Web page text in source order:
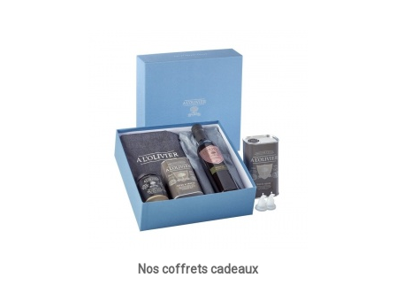
Nos coffrets cadeaux